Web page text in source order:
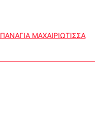
ΠΑΝΑΓΙΑ ΜΑΧΑΙΡΙΩΤΙΣΣΑ